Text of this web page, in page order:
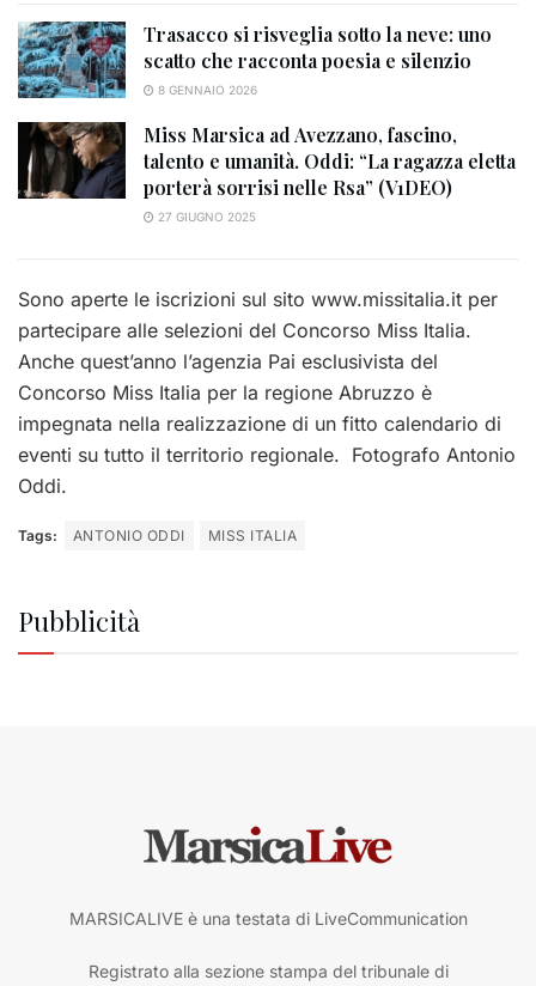
Trasacco si risveglia sotto la neve: uno
scatto che racconta poesia e silenzio
8 GENNAIO 2026
Miss Marsica ad Avezzano, fascino,
talento e umanità. Oddi: “La ragazza eletta
porterà sorrisi nelle Rsa” (V1DEO)
27 GIUGNO 2025
Sono aperte le iscrizioni sul sito www.missitalia.it per
partecipare alle selezioni del Concorso Miss Italia.
Anche quest’anno l’agenzia Pai esclusivista del
Concorso Miss Italia per la regione Abruzzo è
impegnata nella realizzazione di un fitto calendario di
eventi su tutto il territorio regionale. Fotografo Antonio
Oddi.
Tags: ANTONIO ODDI MISS ITALIA
Pubblicità
MARSICALIVE è una testata di LiveCommunication
Registrato alla sezione stampa del tribunale di